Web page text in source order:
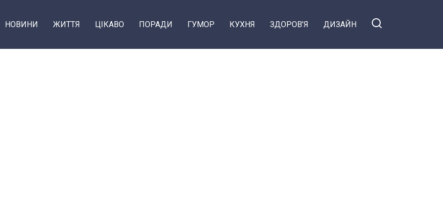
НОВИНИ ЖИТТЯ ЦІКАВО ПОРАДИ ГУМОР КУХНЯ ЗДОРОВ’Я ДИЗАЙН